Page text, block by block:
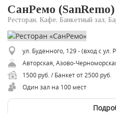
СанРемо (SanRemo)
Ресторан, Кафе, Банкетный зал,
1500 руб. / Банкет от 2500 руб.
Один зал на 100 мест